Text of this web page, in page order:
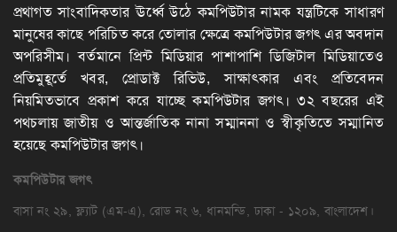
প্রথাগত সাংবাদিকতার ঊর্ধ্বে উঠে কমপিউটার নামক যন্ত্রটিকে সাধারণ
মানুষের কাছে পরিচিত করে তোলার ক্ষেত্রে কমপিউটার জগৎ এর অবদান
অপরিসীম। বর্তমানে প্রিন্ট মিডিয়ার পাশাপাশি ডিজিটাল মিডিয়াতেও
প্রতিমুহূর্তে খবর, প্রোডাক্ট রিভিউ, সাক্ষাৎকার এবং প্রতিবেদন
নিয়মিতভাবে প্রকাশ করে যাচ্ছে কমপিউটার জগৎ। ৩২ বছরের এই
পথচলায় জাতীয় ও আন্তর্জাতিক নানা সম্মাননা ও স্বীকৃতিতে সম্মানিত
হয়েছে কমপিউটার জগৎ।
কমপিউটারজগৎ
বাসা নং ২৯, ফ্ল্যাট (এম-এ), রোড নং ৬, ধানমন্ডি, ঢাকা - ১২০৯, বাংলাদেশ।